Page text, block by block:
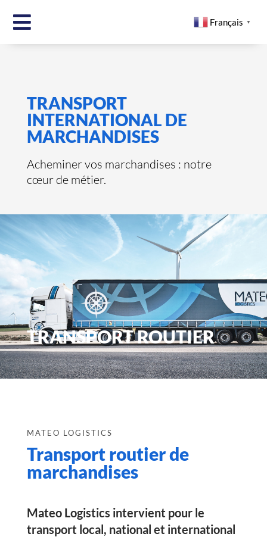
Français ▼
TRANSPORT
INTERNATIONAL DE
MARCHANDISES
Acheminer vos marchandises : notre
cœur de métier.
TRANSPORT ROUTIER
MATEO LOGISTICS
Transport routier de
marchandises
Mateo Logistics intervient pour le
transport local, national et international